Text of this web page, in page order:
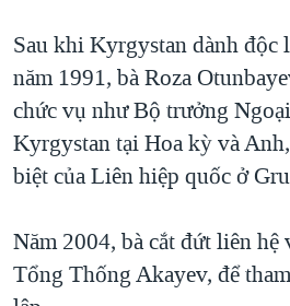
Sau khi Kyrgystan dành độc
năm 1991, bà Roza
chức vụ như Bộ trưởng
Kyrgystan tại Hoa kỳ và
biệt của Liên hiệp quốc ở
Năm 2004, bà cắt đứt liên
Tổng Thống Akayev, để